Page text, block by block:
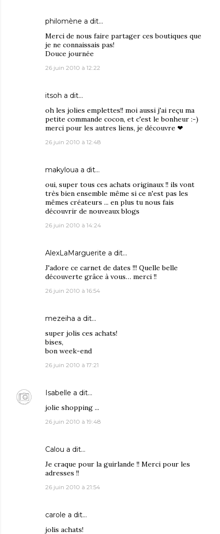
philomène a dit…
Merci de nous faire partager ces boutiques que
je ne connaissais pas!
Douce journée
26 juin 2010 à 12:22
itsoh a dit…
oh les jolies emplettes!! moi aussi j'ai reçu ma
petite commande cocon, et c'est le bonheur :-)
merci pour les autres liens, je découvre ❤
26 juin 2010 à 12:48
makyloua a dit…
oui, super tous ces achats originaux !! ils vont
très bien ensemble même si ce n'est pas les
mêmes créateurs ... en plus tu nous fais
découvrir de nouveaux blogs
26 juin 2010 à 14:24
AlexLaMarguerite a dit…
J'adore ce carnet de dates !!! Quelle belle
découverte grâce à vous… merci !!
26 juin 2010 à 16:54
mezeiha a dit…
super jolis ces achats!
bises,
bon week-end
26 juin 2010 à 17:21
Isabelle a dit…
jolie shopping ...
26 juin 2010 à 19:48
Calou a dit…
Je craque pour la guirlande !! Merci pour les
adresses !!
26 juin 2010 à 21:54
carole a dit…
jolis achats!